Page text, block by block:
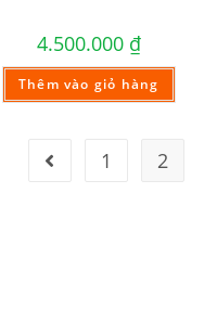
4.500.000 ₫
Thêm vào giỏ hàng
1 2